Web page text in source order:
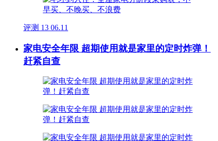
评测 13 06.11
家电安全年限 超期使用就是家里的定时炸弹！
赶紧自查